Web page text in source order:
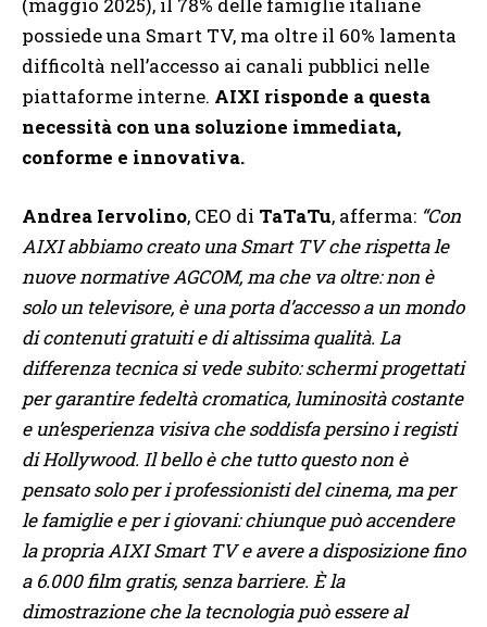
(maggio 2025), il 78% delle famiglie italiane
possiede una Smart TV, ma oltre il 60% lamenta
difficoltà nell’accesso ai canali pubblici nelle
piattaforme interne. AIXI risponde a questa
necessità con una soluzione immediata,
conforme e innovativa.
Andrea Iervolino, CEO di TaTaTu, afferma: “Con
AIXI abbiamo creato una Smart TV che rispetta le
nuove normative AGCOM, ma che va oltre: non è
solo un televisore, è una porta d’accesso a un mondo
di contenuti gratuiti e di altissima qualità. La
differenza tecnica si vede subito: schermi progettati
per garantire fedeltà cromatica, luminosità costante
e un’esperienza visiva che soddisfa persino i registi
di Hollywood. Il bello è che tutto questo non è
pensato solo per i professionisti del cinema, ma per
le famiglie e per i giovani: chiunque può accendere
la propria AIXI Smart TV e avere a disposizione fino
a 6.000 film gratis, senza barriere. È la
dimostrazione che la tecnologia può essere al